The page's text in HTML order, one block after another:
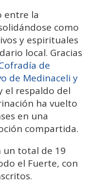
entre la
como
y espirituales
local. Gracias
de
de Medinaceli y
el respaldo del
ha vuelto
en una
compartida.
un total de 19
el Fuerte, con